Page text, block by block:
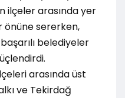
ilçeler arasında yer
önüne sererken,
belediyeler
arasında üst
ve Tekirdağ